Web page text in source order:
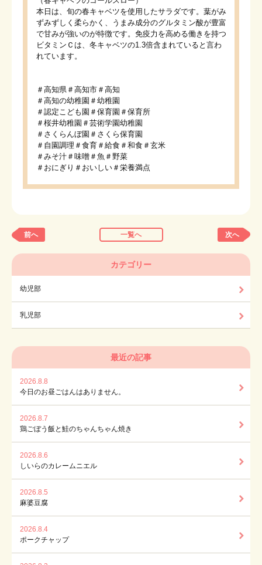
本日は、旬の春キャベツを使用したサラダです。葉がみ
ずみずしく柔らかく、うまみ成分のグルタミン酸が豊富
で甘みが強いのが特徴です。免疫力を高める働きを持つ
ビタミンＣは、冬キャベツの1.3倍含まれていると言わ
れています。
＃高知県＃高知市＃高知
＃高知の幼稚園＃幼稚園
＃認定こども園＃保育園＃保育所
＃桜井幼稚園＃芸術学園幼稚園
＃さくらんぼ園＃さくら保育園
＃自園調理＃食育＃給食＃和食＃玄米
＃みそ汁＃味噌＃魚＃野菜
＃おにぎり＃おいしい＃栄養満点
前へ 一覧へ 次へ
カテゴリー
幼児部
乳児部
最近の記事
2026.8.8
今日のお昼ごはんはありません。
2026.8.7
鶏ごぼう飯と鮭のちゃんちゃん焼き
2026.8.6
しいらのカレームニエル
2026.8.5
麻婆豆腐
2026.8.4
ポークチャップ